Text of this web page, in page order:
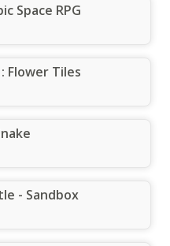
Space RPG
Flower Tiles
- Sandbox